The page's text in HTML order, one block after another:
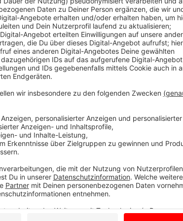
Der Unternehmensverbund Elanko aus Heek bietet
Heizung, Wasser, Telefon und Sicherheit.
im Jahr 1951 hat die Elektro Kock sich immer
Elanko mit seinen drei Bereichen Elektrotechnik,
Sicherheitstechnik entstanden ist. Und der
Bestehen hat Elanko zum Beispiel schon so viele
Firmengelände in Heek bis nach New York reichen
Anzeige
Unternehmensverbund Elanko